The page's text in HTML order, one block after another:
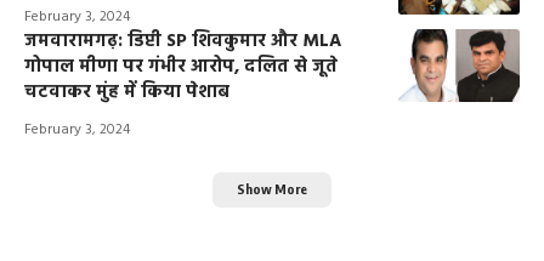
February 3, 2024
जमवारामगढ़: डिप्टी SP शिवकुमार और MLA
गोपाल मीणा पर गंभीर आरोप, दलित से जूते
चटवाकर मुंह में किया पेशाब
February 3, 2024
Show More